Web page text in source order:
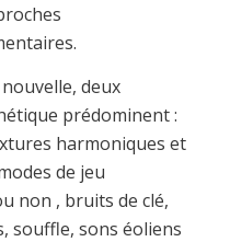
deux
prédominent :
harmoniques et
de jeu
non , bruits de clé,
souffle, sons éoliens